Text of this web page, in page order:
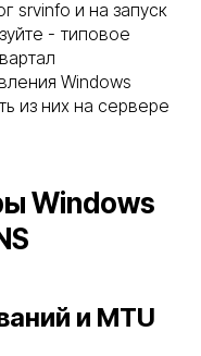
srvinfo и на запуск
- типовое
Windows
из них на сервере
Windows
и MTU